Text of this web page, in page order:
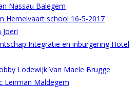
Nassau Balegem
Hemelvaart school 16-5-2017
Integratie en inburgering Hotel
Lodewijk Van Maele Brugge
Leirman Maldegem